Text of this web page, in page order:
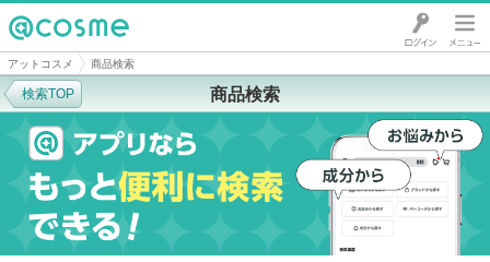
@cosme
アットコスメ 商品検索
商品検索
検索TOP